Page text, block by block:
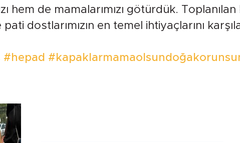
hem de mamalarımızı götürdük.
pati dostlarımızın en temel ihtiyaçlarını
#hepad